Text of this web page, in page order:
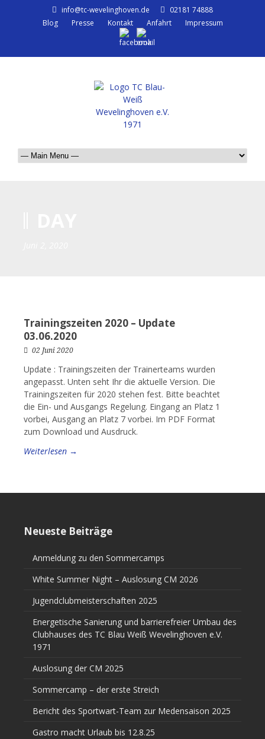
info@tc-wevelinghoven.de
02181 74888
Blog
Presse Kontakt Anfahrt Impressum
Trainingszeiten 2020 – Update
03.06.2020
02 Juni 2020
Update : Trainingszeiten der Trainerteams wurden
angepasst. Unten seht Ihr die aktuelle Version. Die
Trainingszeiten für 2020 stehen fest. Bitte beachtet
die Ein- und Ausgangs Regelung. Eingang an Platz 1
vorbei, Ausgang an Platz 7 vorbei. Im PDF Format
zum Download und Ausdruck.
Weiterlesen →
Neueste Beiträge
Anmeldung zu den Sommercamps
White Summer Night – Auslosung CM 2026
Jugendclubmeisterschaften 2025
Energetische Sanierung und barrierefreier Umbau des
Clubhauses des TC Blau Weiß Wevelinghoven e.V.
1971
Auslosung der CM 2025
Sommercamp – der erste Streich
Bericht des Sportwart-Team zur Medensaison 2025
Gastro macht Urlaub bis 12.8.25